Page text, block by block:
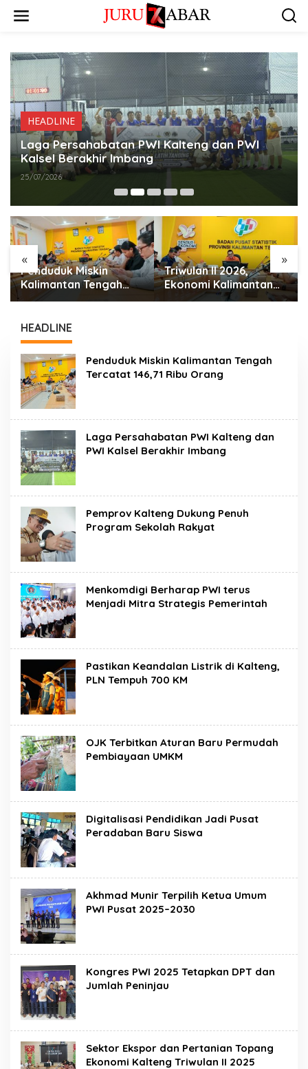
HEADLINE
Laga Persahabatan PWI Kalteng dan PWI
Kalsel Berakhir Imbang
25/07/2026
« »
Penduduk Miskin
Kalimantan Tengah
Triwulan II 2026,
Ekonomi Kalimantan
Tengah Tumbuh Positif
HEADLINE
Penduduk Miskin Kalimantan Tengah
Tercatat 146,71 Ribu Orang
Laga Persahabatan PWI Kalteng dan
PWI Kalsel Berakhir Imbang
Pemprov Kalteng Dukung Penuh
Program Sekolah Rakyat
Menkomdigi Berharap PWI terus
Menjadi Mitra Strategis Pemerintah
Pastikan Keandalan Listrik di Kalteng,
PLN Tempuh 700 KM
OJK Terbitkan Aturan Baru Permudah
Pembiayaan UMKM
Digitalisasi Pendidikan Jadi Pusat
Peradaban Baru Siswa
Akhmad Munir Terpilih Ketua Umum
PWI Pusat 2025–2030
Kongres PWI 2025 Tetapkan DPT dan
Jumlah Peninjau
Sektor Ekspor dan Pertanian Topang
Ekonomi Kalteng Triwulan II 2025